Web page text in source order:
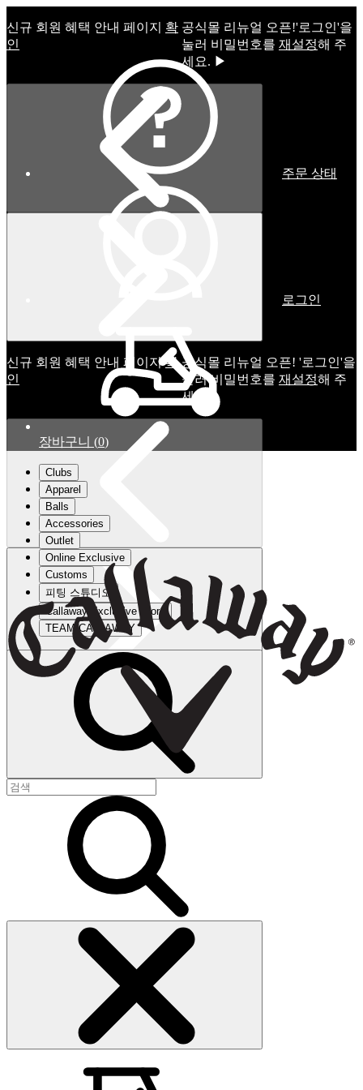
신규 회원 혜택 안내 페이지 확
인
공식몰 리뉴얼 오픈!ㅤ'로그인'을
눌러 비밀번호를 재설정해 주
세요. ▶
신규 회원 혜택 안내 페이지확
인
공식몰 리뉴얼 오픈! '로그인'을
눌러 비밀번호를 재설정해 주
세요.
주문 상태
로그인
장바구니 (0)
Clubs
Apparel
Balls
Accessories
Outlet
Online Exclusive
Customs
피팅 스튜디오
Callaway Exclusive Store
TEAM CALLAWAY